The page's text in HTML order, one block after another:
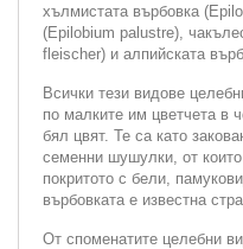
хълмистата върбовка
(Epilobium palustre),
fleischer) и алпийската
Всички тези видове
по малките им цветчета в
бял цвят. Те са като
семенни шушулки, от
покритото с бели,
върбовката е известна
От споменатите целебни